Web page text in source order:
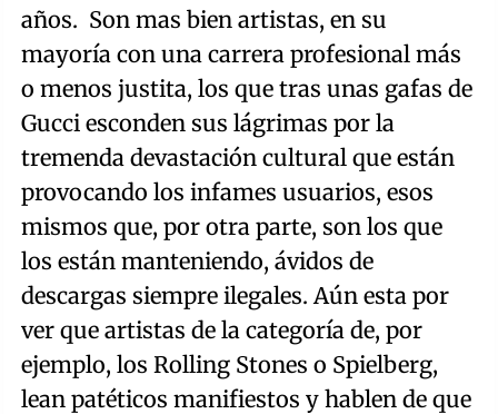
años. Son mas bien artistas, en su
mayoría con una carrera profesional más
o menos justita, los que tras unas gafas de
Gucci esconden sus lágrimas por la
tremenda devastación cultural que están
provocando los infames usuarios, esos
mismos que, por otra parte, son los que
los están manteniendo, ávidos de
descargas siempre ilegales. Aún esta por
ver que artistas de la categoría de, por
ejemplo, los Rolling Stones o Spielberg,
lean patéticos manifiestos y hablen de que